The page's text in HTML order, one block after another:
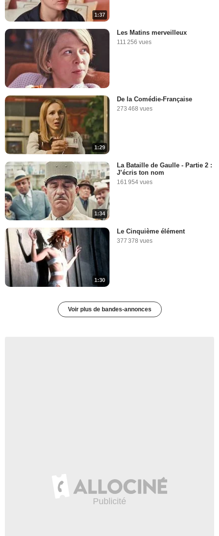
1:37
Les Matins merveilleux
111 256 vues
1:29
De la Comédie-Française
273 468 vues
1:34
La Bataille de Gaulle - Partie 2 :
J’écris ton nom
161 954 vues
1:30
Le Cinquième élément
377 378 vues
Voir plus de bandes-annonces